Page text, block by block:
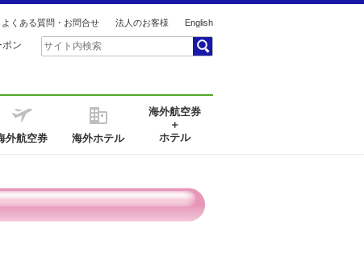
よくある質問・お問合せ 法人のお客様 English
ン
外航空券 海外ホテル
海外航空券
＋
ホテル